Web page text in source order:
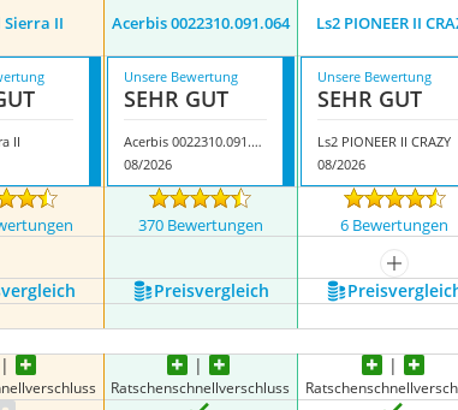
Sierra II Acerbis 0022310.091.064 Ls2 PIONEER II
II
Unsere Bewertung
SEHR GUT
Acerbis 0022310.091.064
08/2026
Unsere Bewertung
SEHR GUT
Ls2 PIONEER II CRAZY
08/2026
370 Bewertungen 6 Bewertungen
mehr
Preis­vergleich
Ratschenschnellverschluss